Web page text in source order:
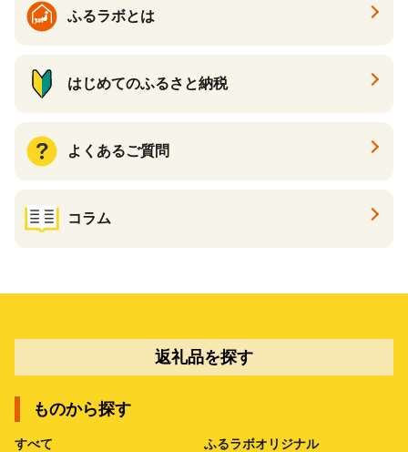
ふるラボとは
はじめてのふるさと納税
よくあるご質問
コラム
返礼品を探す
ものから探す
すべて ふるラボオリジナル